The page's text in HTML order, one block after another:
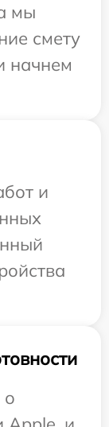
мы
смету
начнем
и
о